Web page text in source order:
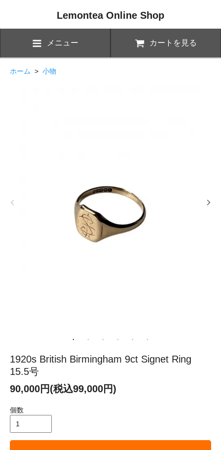
Lemontea Online Shop
メニュー カートを見る
ホーム > 小物
1920s British Birmingham 9ct Signet Ring
15.5号
90,000円(税込99,000円)
個数